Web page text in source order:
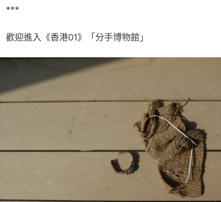
***
歡迎進入《香港01》「分手博物館」